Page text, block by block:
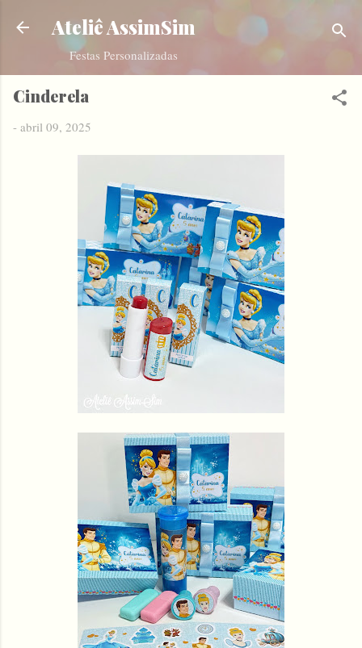
Pular para o conteúdo principal
Ateliê AssimSim
Festas Personalizadas
Cinderela
- abril 09, 2025